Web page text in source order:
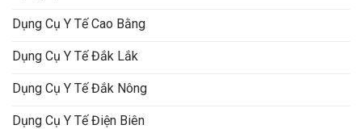
Dụng Cụ Y Tế Cao Bằng
Dụng Cụ Y Tế Đắk Lắk
Dụng Cụ Y Tế Đắk Nông
Dụng Cụ Y Tế Điện Biên